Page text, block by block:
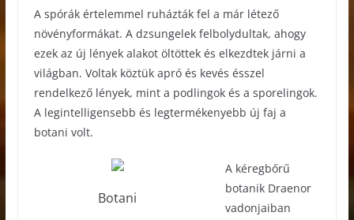
A spórák értelemmel ruházták fel a már létező
növényformákat. A dzsungelek felbolydultak, ahogy
ezek az új lények alakot öltöttek és elkezdtek járni a
világban. Voltak köztük apró és kevés ésszel
rendelkező lények, mint a podlingok és a sporelingok.
A legintelligensebb és legtermékenyebb új faj a
botani volt.
Botani
A kéregbőrű
botanik Draenor
vadonjaiban